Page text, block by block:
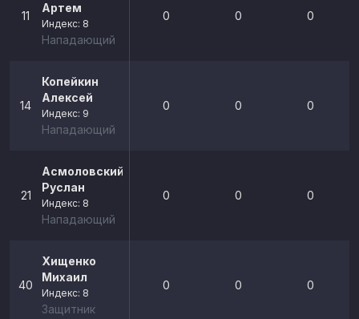
11
Артем
Индекс: 8
Нападающий
0 0 0
14
Копейкин
Алексей
Индекс: 9
Нападающий
0 0 0
21
Асмоловский
Руслан
Индекс: 8
Нападающий
0 0 0
40
Хищенко
Михаил
Индекс: 8
Защитник
0 0 0